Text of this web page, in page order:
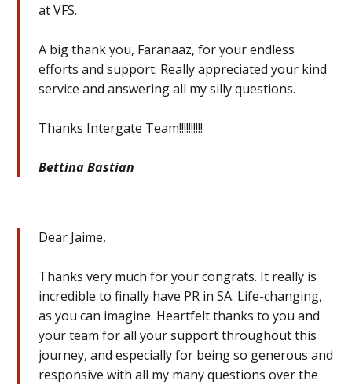
at VFS.
A big thank you, Faranaaz, for your endless
efforts and support. Really appreciated your kind
service and answering all my silly questions.
Thanks Intergate Team!!!!!!!!!!
Bettina Bastian
Dear Jaime,
Thanks very much for your congrats. It really is
incredible to finally have PR in SA. Life-changing,
as you can imagine. Heartfelt thanks to you and
your team for all your support throughout this
journey, and especially for being so generous and
responsive with all my many questions over the